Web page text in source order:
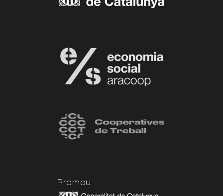
Promou: